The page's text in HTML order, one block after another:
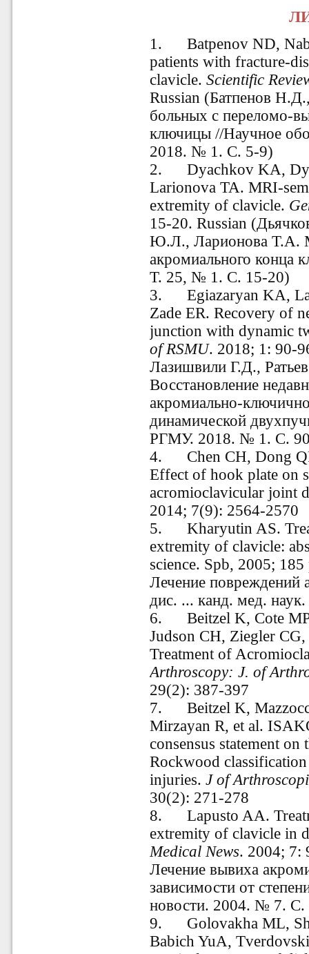
1.
Batpenov ND,
patients with fracture-
clavicle.Scientific
Russian (Батпенов
больных с переломо-
ключицы //Научное
2018. № 1. С. 5-9)
2.
Dyachkov KA,
Larionova TA. MRI-
extremity of clavicle.
15-20. Russian
Ю.Л., Ларионова Т.А.
акромиального конца
Т. 25, № 1. С. 15-20)
3.
Egiazaryan KA,
Zade ER. Recovery of
junction with dynamic
of RSMU. 2018; 1: 90-
Лазишвили Г.Д.,
Восстановление
акромиально-
динамической
РГМУ. 2018. № 1. С.
4.
Chen CH, Dong
Effect of hook plate on
acromioclavicular joint
2014; 7(9): 2564-2570
5.
Kharyutin AS.
extremity of clavicle:
science. Spb, 2005;
Лечение повреждений
дис. ... канд. мед.
6.
Beitzel K, Cote
Judson CH, Ziegler
Treatment of
Arthroscopy: J. of
29(2): 387-397
7.
Beitzel K,
Mirzayan R, et al.
consensus statement
Rockwood
injuries.J of
30(2): 271-278
8.
Lapusto AA.
extremity of clavicle in
Medical News. 2004; 7:
Лечение вывиха
зависимости от
новости. 2004. № 7. С.
9.
Golovakha ML,
Babich YuA,